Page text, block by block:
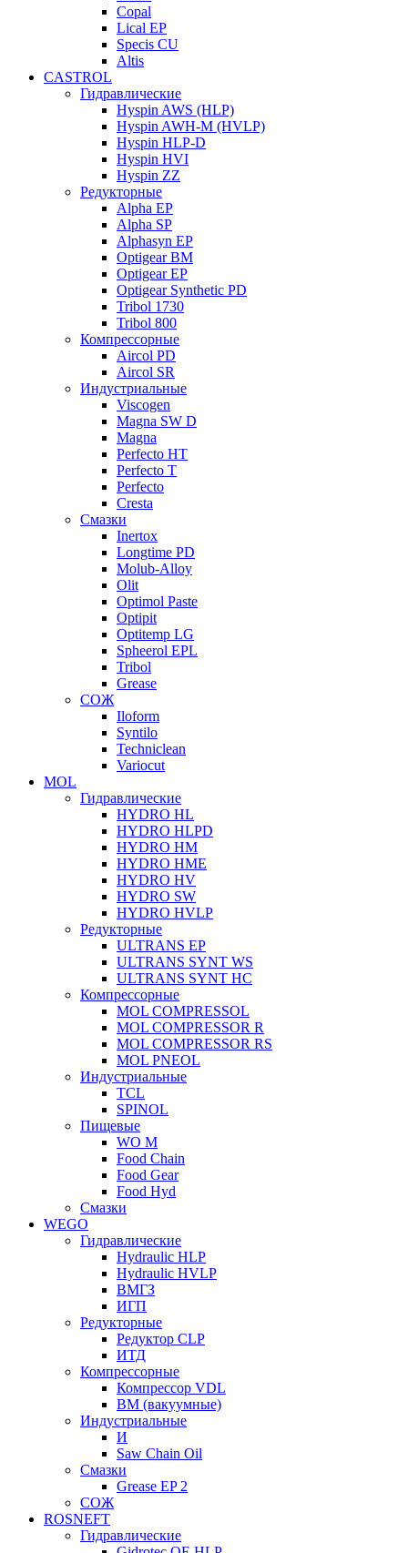
Copal
Lical EP
Specis CU
Altis
CASTROL
Гидравлические
Hyspin AWS (HLP)
Hyspin AWH-M (HVLP)
Hyspin HLP-D
Hyspin HVI
Hyspin ZZ
Редукторные
Alpha EP
Alpha SP
Alphasyn EP
Optigear BM
Optigear EP
Optigear Synthetic PD
Tribol 1730
Tribol 800
Компрессорные
Aircol PD
Aircol SR
Индустриальные
Viscogen
Magna SW D
Magna
Perfecto HT
Perfecto T
Perfecto
Cresta
Смазки
Inertox
Longtime PD
Molub-Alloy
Olit
Optimol Paste
Optipit
Optitemp LG
Spheerol EPL
Tribol
Grease
СОЖ
Iloform
Syntilo
Techniclean
Variocut
MOL
Гидравлические
HYDRO HL
HYDRO HLPD
HYDRO HM
HYDRO HME
HYDRO HV
HYDRO SW
HYDRO HVLP
Редукторные
ULTRANS EP
ULTRANS SYNT WS
ULTRANS SYNT HC
Компрессорные
MOL COMPRESSOL
MOL COMPRESSOR R
MOL COMPRESSOR RS
MOL PNEOL
Индустриальные
TCL
SPINOL
Пищевые
WO M
Food Chain
Food Gear
Food Hyd
Смазки
WEGO
Гидравлические
Hydraulic HLP
Hydraulic HVLP
ВМГЗ
ИГП
Редукторные
Редуктор CLP
ИТД
Компрессорные
Компрессор VDL
ВМ (вакуумные)
Индустриальные
И
Saw Chain Oil
Смазки
Grease EP 2
СОЖ
ROSNEFT
Гидравлические